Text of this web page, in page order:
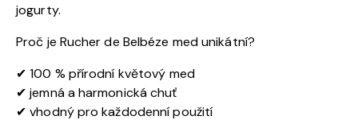
jogurty.
Proč je Rucher de Belbéze med unikátní?
✔ 100 % přírodní květový med
✔ jemná a harmonická chuť
✔ vhodný pro každodenní použití